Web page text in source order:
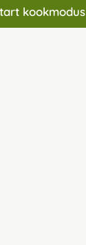
kookmodus